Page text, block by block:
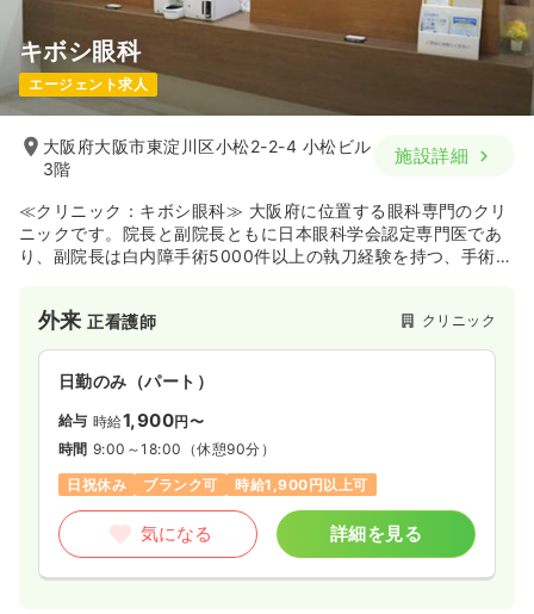
キボシ眼科
エージェント求人
大阪府大阪市東淀川区小松2-2-4 小松ビル
3階
施設詳細
≪クリニック：キボシ眼科≫ 大阪府に位置する眼科専門のクリ
ニックです。院長と副院長ともに日本眼科学会認定専門医であ
り、副院長は白内障手術5000件以上の執刀経験を持つ、手術の
います。高い専門性を持つ環境でスキルを磨きたい方、最新の
眼科医療に携わりたい看護師さんにおすすめです。
外来正看護師 クリニック
日勤のみ（パート）
給与 時給1,900円〜
時間 9:00～18:00 （休憩90分）
日祝休み
ブランク可 時給1,900円以上可
気になる 詳細を見る